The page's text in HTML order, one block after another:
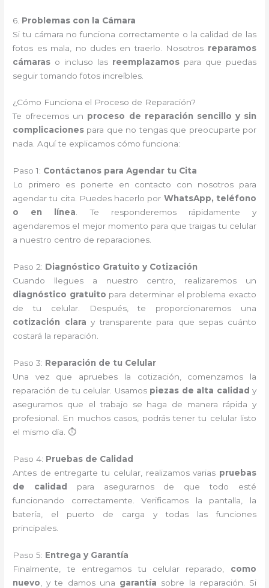
6. Problemas con la Cámara
Si tu cámara no funciona correctamente o la calidad de las
fotos es mala, no dudes en traerlo. Nosotros reparamos
cámaras o incluso las reemplazamos para que puedas
seguir tomando fotos increíbles.
¿Cómo Funciona el Proceso de Reparación?
Te ofrecemos un proceso de reparación sencillo y sin
complicaciones para que no tengas que preocuparte por
nada. Aquí te explicamos cómo funciona:
Paso 1: Contáctanos para Agendar tu Cita
Lo primero es ponerte en contacto con nosotros para
agendar tu cita. Puedes hacerlo por WhatsApp, teléfono
o en línea. Te responderemos rápidamente y
agendaremos el mejor momento para que traigas tu celular
a nuestro centro de reparaciones.
Paso 2: Diagnóstico Gratuito y Cotización
Cuando llegues a nuestro centro, realizaremos un
diagnóstico gratuito para determinar el problema exacto
de tu celular. Después, te proporcionaremos una
cotización clara y transparente para que sepas cuánto
costará la reparación.
Paso 3: Reparación de tu Celular
Una vez que apruebes la cotización, comenzamos la
reparación de tu celular. Usamos piezas de alta calidad y
aseguramos que el trabajo se haga de manera rápida y
profesional. En muchos casos, podrás tener tu celular listo
el mismo día. ⏱️
Paso 4: Pruebas de Calidad
Antes de entregarte tu celular, realizamos varias pruebas
de calidad
para asegurarnos de que todo esté
funcionando correctamente. Verificamos la pantalla, la
batería, el puerto de carga y todas las funciones
principales.
Paso 5: Entrega y Garantía
Finalmente, te entregamos tu celular reparado, como
nuevo , y te damos una garantía sobre la reparación. Si